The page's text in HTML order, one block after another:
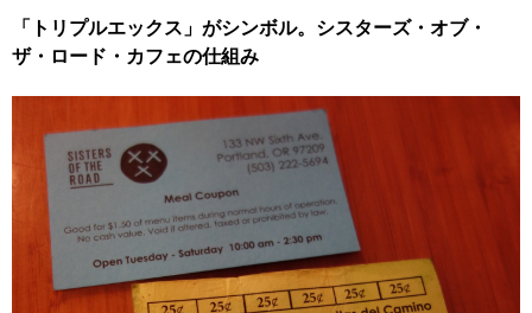
「トリプルエックス」がシンボル。シスターズ・オブ・
ザ・ロード・カフェの仕組み